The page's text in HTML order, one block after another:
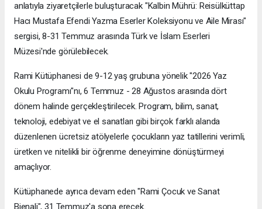
anlatıyla ziyaretçilerle buluşturacak "Kalbin Mührü: Reisülküttap
Hacı Mustafa Efendi Yazma Eserler Koleksiyonu ve Aile Mirası"
sergisi, 8-31 Temmuz arasında Türk ve İslam Eserleri
Müzesi'nde görülebilecek.
Rami Kütüphanesi de 9-12 yaş grubuna yönelik "2026 Yaz
Okulu Programı"nı, 6 Temmuz - 28 Ağustos arasında dört
dönem halinde gerçekleştirilecek. Program, bilim, sanat,
teknoloji, edebiyat ve el sanatları gibi birçok farklı alanda
düzenlenen ücretsiz atölyelerle çocukların yaz tatillerini verimli,
üretken ve nitelikli bir öğrenme deneyimine dönüştürmeyi
amaçlıyor.
Kütüphanede ayrıca devam eden "Rami Çocuk ve Sanat
Bienali", 31 Temmuz'a sona erecek.